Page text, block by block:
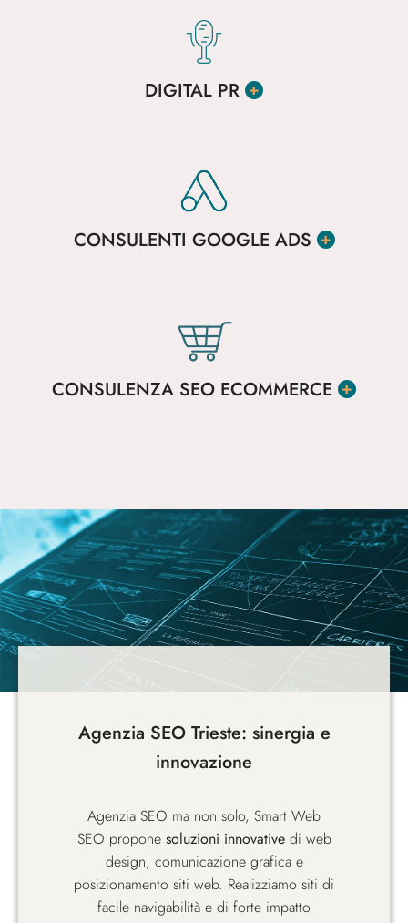
DIGITAL PR
CONSULENTI GOOGLE ADS
CONSULENZA SEO ECOMMERCE
Agenzia SEO Trieste: sinergia e
innovazione
Agenzia SEO ma non solo, Smart Web
SEO propone soluzioni innovativedi web
design, comunicazione grafica e
posizionamento siti web. Realizziamo siti di
facile navigabilità e di forte impatto